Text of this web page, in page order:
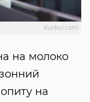
Kurkul.com
на молоко
на